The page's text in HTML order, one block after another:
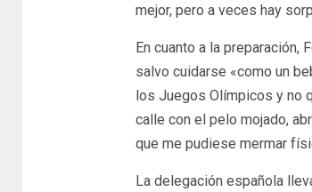
mejor, pero a veces hay
En cuanto a la preparación,
salvo cuidarse «como un
los Juegos Olímpicos y no
calle con el pelo mojado,
que me pudiese mermar
La delegación española